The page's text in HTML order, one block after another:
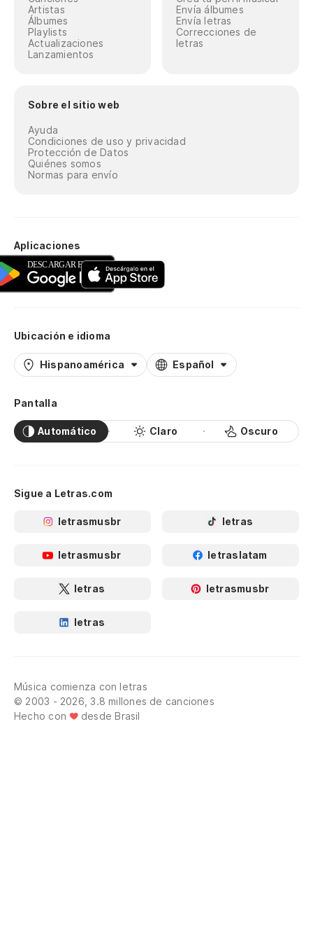
Artistas
Álbumes
Playlists
Actualizaciones
Lanzamientos
Envía álbumes
Envía letras
Correcciones de
letras
Sobre el sitio web
Ayuda
Condiciones de uso y privacidad
Protección de Datos
Quiénes somos
Normas para envío
Aplicaciones
Ubicación e idioma
Hispanoamérica Español
Pantalla
Automático Claro Oscuro
Sigue a Letras.com
letrasmusbr letras
letrasmusbr letraslatam
letras letrasmusbr
letras
Música comienza con letras
© 2003 - 2026, 3.8 millones de canciones
Hecho con
desde Brasil